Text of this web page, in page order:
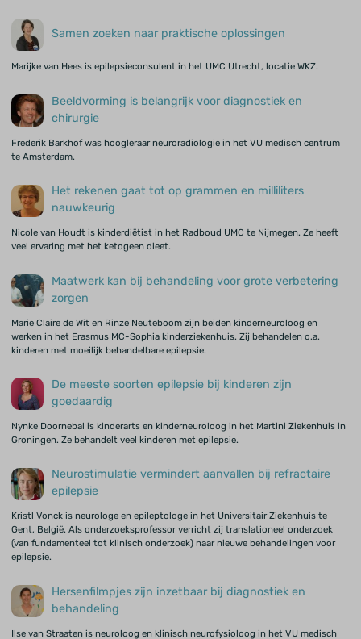
Samen zoeken naar praktische oplossingen
Marijke van Hees is epilepsieconsulent in het UMC Utrecht, locatie WKZ.
Beeldvorming is belangrijk voor diagnostiek en
chirurgie
Frederik Barkhof was hoogleraar neuroradiologie in het VU medisch centrum
te Amsterdam.
Het rekenen gaat tot op grammen en milliliters
nauwkeurig
Nicole van Houdt is kinderdiëtist in het Radboud UMC te Nijmegen. Ze heeft
veel ervaring met het ketogeen dieet.
Maatwerk kan bij behandeling voor grote verbetering
zorgen
Marie Claire de Wit en Rinze Neuteboom zijn beiden kinderneuroloog en
werken in het Erasmus MC-Sophia kinderziekenhuis. Zij behandelen o.a.
kinderen met moeilijk behandelbare epilepsie.
De meeste soorten epilepsie bij kinderen zijn
goedaardig
Nynke Doornebal is kinderarts en kinderneuroloog in het Martini Ziekenhuis in
Groningen. Ze behandelt veel kinderen met epilepsie.
Neurostimulatie vermindert aanvallen bij refractaire
epilepsie
Kristl Vonck is neurologe en epileptologe in het Universitair Ziekenhuis te
Gent, België. Als onderzoeksprofessor verricht zij translationeel onderzoek
(van fundamenteel tot klinisch onderzoek) naar nieuwe behandelingen voor
epilepsie.
Hersenfilmpjes zijn inzetbaar bij diagnostiek en
behandeling
Ilse van Straaten is neuroloog en klinisch neurofysioloog in het VU medisch